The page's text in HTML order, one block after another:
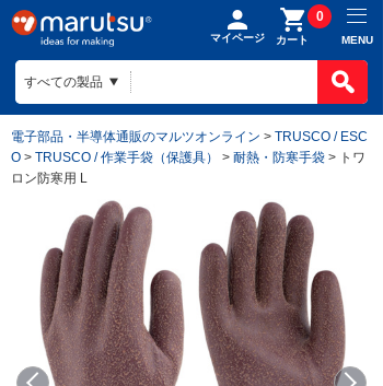
マイページ カート
0
MENU
電子部品・半導体通販のマルツオンライン > TRUSCO / ESC
O > TRUSCO / 作業手袋（保護具） > 耐熱・防寒手袋 > トワ
ロン防寒用 L